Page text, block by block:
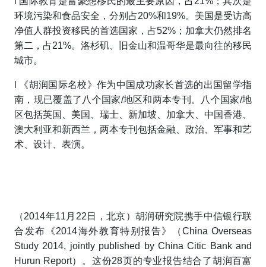
环境污染和食品安全，分别占20%和19%。美国是受访高
净值人群投资移民的首选国家，占52%；加拿大仍然排名
第二，占21%。洛杉矶、旧金山和温哥华是最向往的移民
城市。
《胡润国际名校》作为中国成功家长首选的出国留学指
南，现已覆盖了八个国家/地区和两本专刊。八个国家/地
区包括英国、美国、瑞士、新加坡、加拿大、中国香港、
澳大利亚和新西兰，两本专刊包括金融、政治、军事和艺
术、设计、表演。
（2014年11月22日，北京） 胡润研究院携手中信银行联
合发布《2014海外教育特别报告》（China Overseas
Study 2014, jointly published by China Citic Bank and
Hurun Report）。这份28页的专业报告结合了胡润百富